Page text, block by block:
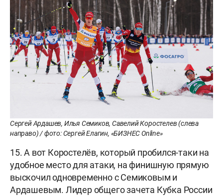
Сергей Ардашев, Илья Семиков, Савелий Коростелев (слева
направо) / фото: Сергей Елагин, «БИЗНЕС Online»
15. А вот Коростелёв, который пробился-таки на
удобное место для атаки, на финишную прямую
выскочил одновременно с Семиковым и
Ардашевым. Лидер общего зачета Кубка России